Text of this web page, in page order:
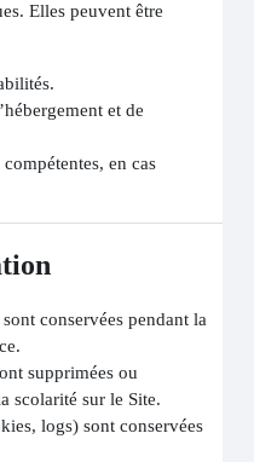
Elles peuvent être
et de
en cas
conservées pendant la
supprimées ou
scolarité sur le Site.
logs) sont conservées